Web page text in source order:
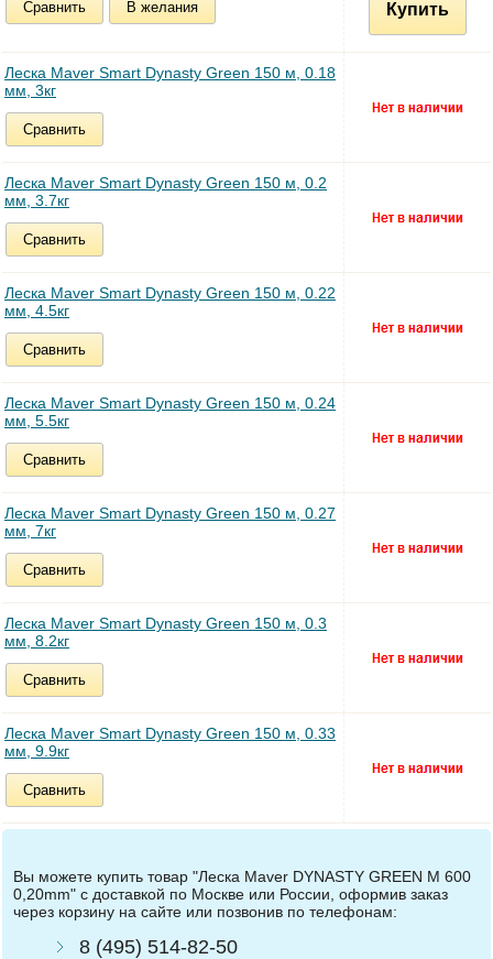
Сравнить В желания Купить
Леска Maver Smart Dynasty Green 150 м, 0.18
мм, 3кг
Сравнить
Леска Maver Smart Dynasty Green 150 м, 0.2
мм, 3.7кг
Сравнить
Леска Maver Smart Dynasty Green 150 м, 0.22
мм, 4.5кг
Сравнить
Леска Maver Smart Dynasty Green 150 м, 0.24
мм, 5.5кг
Сравнить
Леска Maver Smart Dynasty Green 150 м, 0.27
мм, 7кг
Сравнить
Леска Maver Smart Dynasty Green 150 м, 0.3
мм, 8.2кг
Сравнить
Леска Maver Smart Dynasty Green 150 м, 0.33
мм, 9.9кг
Сравнить
Вы можете купить товар "Леска Maver DYNASTY GREEN М 600
0,20mm" с доставкой по Москве или России, оформив заказ
через корзину на сайте или позвонив по телефонам:
8 (495) 514-82-50